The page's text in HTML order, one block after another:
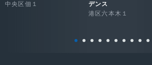
中央区佃１
デンス
港区六本木１